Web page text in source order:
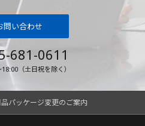
問い合わせ
681-0611
（土日祝を除く）
品パッケージ変更のご案内